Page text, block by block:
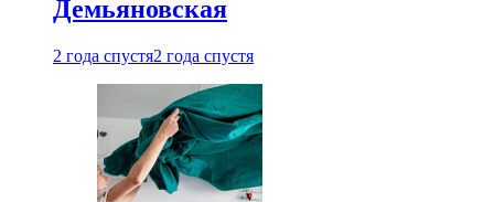
Демьяновская
2 года спустя2 года спустя